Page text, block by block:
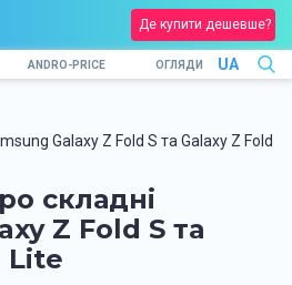
Де купити дешевше?
ANDRO-PRICE ОГЛЯДИ UA
Galaxy Z Fold S та Galaxy Z Fold
складні
Z Fold S та
Lite